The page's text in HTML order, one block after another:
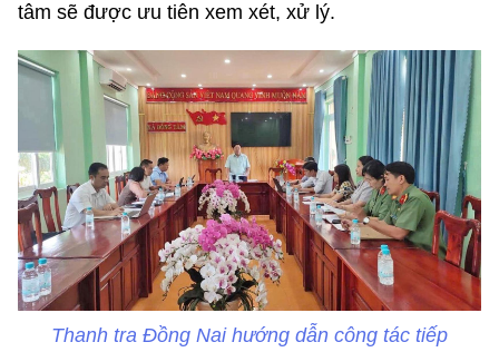
tâm sẽ được ưu tiên xem xét, xử lý.
Thanh tra Đồng Nai hướng dẫn công tác tiếp